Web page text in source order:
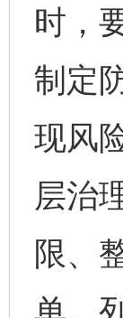
时，
制定
现风
层治
限、